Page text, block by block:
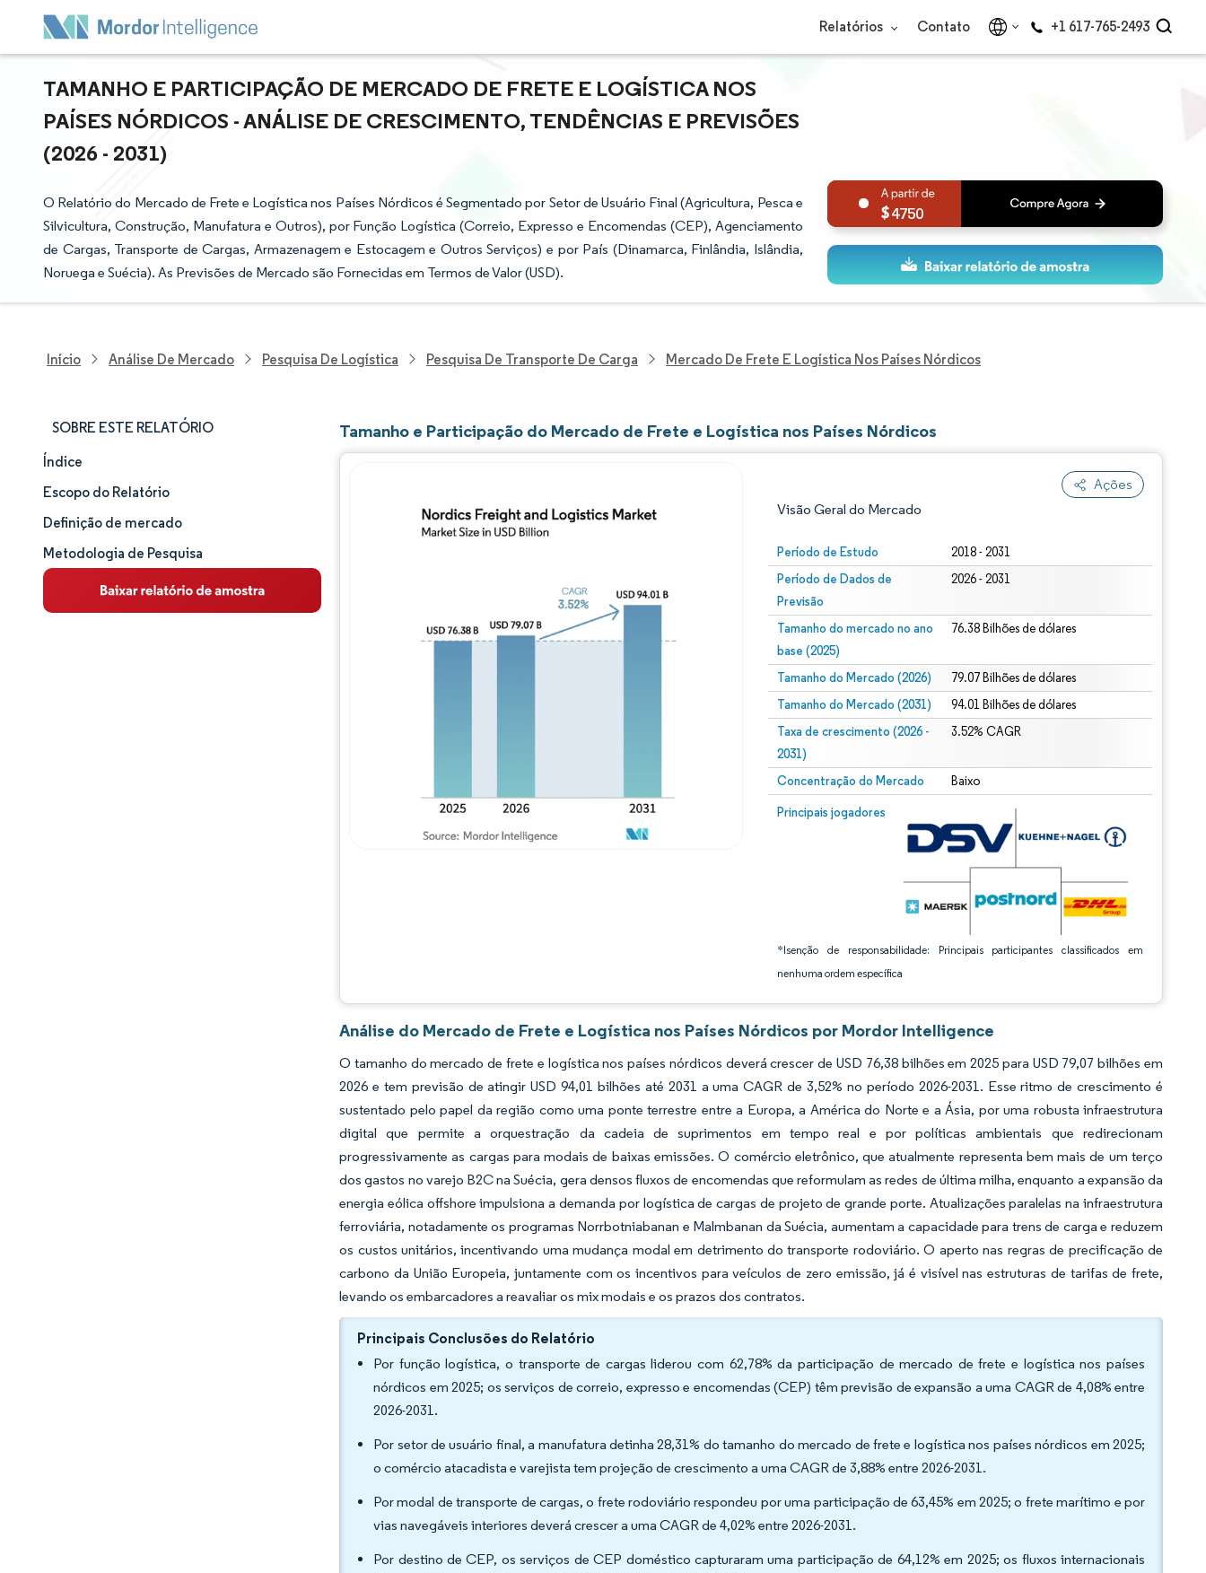
Relatórios Contato +1 617-765-2493
TAMANHO E PARTICIPAÇÃO DE MERCADO DE FRETE E LOGÍSTICA NOS
PAÍSES NÓRDICOS - ANÁLISE DE CRESCIMENTO, TENDÊNCIAS E PREVISÕES
(2026 - 2031)
O Relatório do Mercado de Frete e Logística nos Países Nórdicos é Segmentado por Setor de Usuário Final (Agricultura, Pesca e
Silvicultura, Construção, Manufatura e Outros), por Função Logística (Correio, Expresso e Encomendas (CEP), Agenciamento
de Cargas, Transporte de Cargas, Armazenagem e Estocagem e Outros Serviços) e por País (Dinamarca, Finlândia, Islândia,
Noruega e Suécia). As Previsões de Mercado são Fornecidas em Termos de Valor (USD).
4750
Início Análise De Mercado Pesquisa De Logística Pesquisa De Transporte De Carga Mercado De Frete E Logística Nos Países Nórdicos
SOBRE ESTE RELATÓRIO
Tamanho e participação de mercado
Análise de mercado
Tendências e insights
Análise de segmentos
Índice
Escopo do Relatório
Definição de mercado
Metodologia de Pesquisa
Tamanho e Participação do Mercado de Frete e Logística nos Países Nórdicos
Ações
Visão Geral do Mercado
Período de Estudo 2018 - 2031
Período de Dados de
Previsão
2026 - 2031
Tamanho do mercado no ano
base (2025)
76.38 Bilhões de dólares
Tamanho do Mercado (2026) 79.07 Bilhões de dólares
Tamanho do Mercado (2031) 94.01 Bilhões de dólares
Taxa de crescimento (2026 -
2031)
3.52% CAGR
Concentração do Mercado Baixo
Principais jogadores
*Isenção de responsabilidade: Principais participantes classificados em
nenhuma ordem específica
Imagem © Mordor Intelligence. O reuso requer atribuição conforme CC BY 4.0.
Imagem © Mordor Intelligence. O reuso requer atribuição conforme CC BY 4.0.
Análise do Mercado de Frete e Logística nos Países Nórdicos por Mordor Intelligence
O tamanho do mercado de frete e logística nos países nórdicos deverá crescer de USD 76,38 bilhões em 2025 para USD 79,07 bilhões em
2026 e tem previsão de atingir USD 94,01 bilhões até 2031 a uma CAGR de 3,52% no período 2026-2031. Esse ritmo de crescimento é
sustentado pelo papel da região como uma ponte terrestre entre a Europa, a América do Norte e a Ásia, por uma robusta infraestrutura
digital que permite a orquestração da cadeia de suprimentos em tempo real e por políticas ambientais que redirecionam
progressivamente as cargas para modais de baixas emissões. O comércio eletrônico, que atualmente representa bem mais de um terço
dos gastos no varejo B2C na Suécia, gera densos fluxos de encomendas que reformulam as redes de última milha, enquanto a expansão da
energia eólica offshore impulsiona a demanda por logística de cargas de projeto de grande porte. Atualizações paralelas na infraestrutura
ferroviária, notadamente os programas Norrbotniabanan e Malmbanan da Suécia, aumentam a capacidade para trens de carga e reduzem
os custos unitários, incentivando uma mudança modal em detrimento do transporte rodoviário. O aperto nas regras de precificação de
carbono da União Europeia, juntamente com os incentivos para veículos de zero emissão, já é visível nas estruturas de tarifas de frete,
levando os embarcadores a reavaliar os mix modais e os prazos dos contratos.
Principais Conclusões do Relatório
Por função logística, o transporte de cargas liderou com 62,78% da participação de mercado de frete e logística nos países
nórdicos em 2025; os serviços de correio, expresso e encomendas (CEP) têm previsão de expansão a uma CAGR de 4,08% entre
2026-2031.
Por setor de usuário final, a manufatura detinha 28,31% do tamanho do mercado de frete e logística nos países nórdicos em 2025;
o comércio atacadista e varejista tem projeção de crescimento a uma CAGR de 3,88% entre 2026-2031.
Por modal de transporte de cargas, o frete rodoviário respondeu por uma participação de 63,45% em 2025; o frete marítimo e por
vias navegáveis interiores deverá crescer a uma CAGR de 4,02% entre 2026-2031.
Por destino de CEP, os serviços de CEP doméstico capturaram uma participação de 64,12% em 2025; os fluxos internacionais